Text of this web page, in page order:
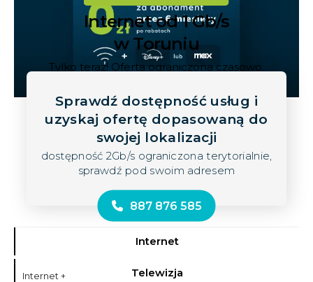
Internet od 1 Gb/s
w Toruniu
Tylko teraz! Oferta ograniczona czasowo.
Sprawdź dostępność usług i
uzyskaj ofertę dopasowaną do
swojej lokalizacji
dostępność 2Gb/s ograniczona terytorialnie,
sprawdź pod swoim adresem
887 876 585
Internet
Internet + Telewizja